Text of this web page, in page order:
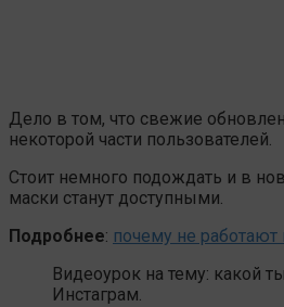
Дело в том, что свежие
некоторой части пользователей.
Стоит немного подождать и в
маски станут доступными.
Подробнее: почему не работают
Видеоурок на тему: какой
Инстаграм.